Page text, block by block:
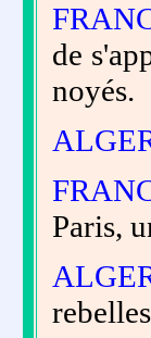
de
noyés.
Paris,